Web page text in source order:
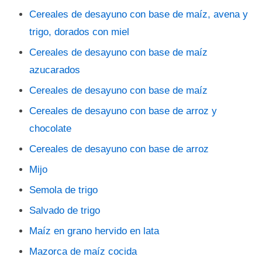
Cereales de desayuno con base de maíz, avena y
trigo, dorados con miel
Cereales de desayuno con base de maíz
azucarados
Cereales de desayuno con base de maíz
Cereales de desayuno con base de arroz y
chocolate
Cereales de desayuno con base de arroz
Mijo
Semola de trigo
Salvado de trigo
Maíz en grano hervido en lata
Mazorca de maíz cocida